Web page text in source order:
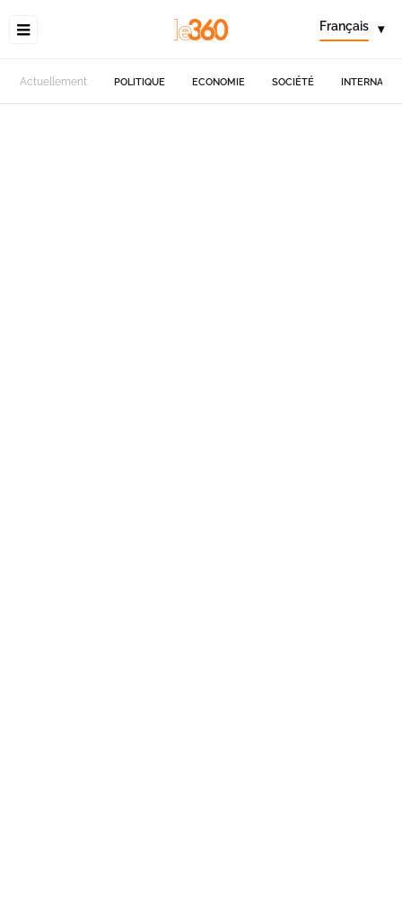
Français ▾
Actuellement POLITIQUE ECONOMIE SOCIÉTÉ